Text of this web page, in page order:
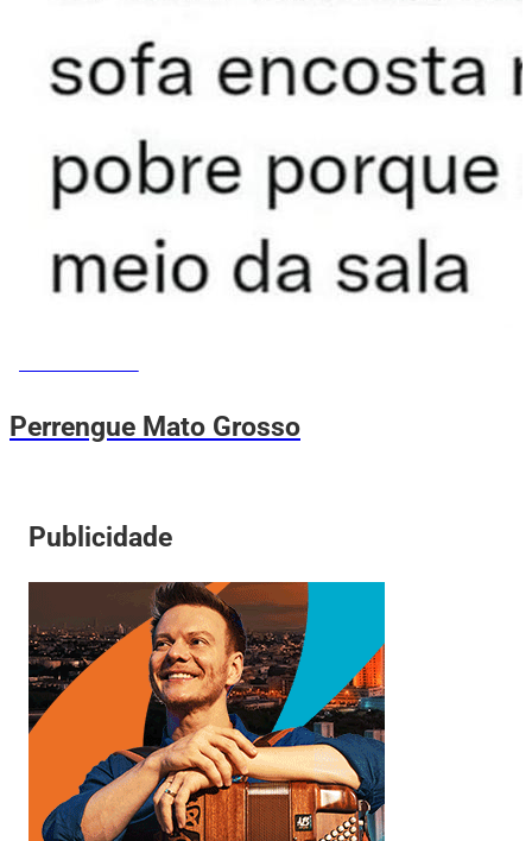
Perrengue Mato Grosso
Publicidade